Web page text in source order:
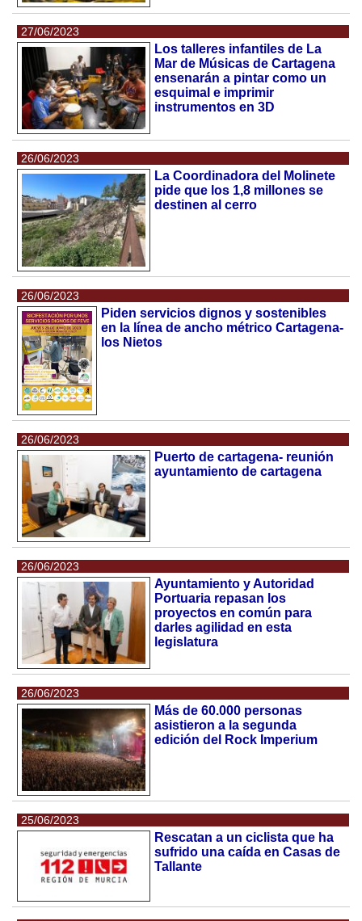
27/06/2023
Los talleres infantiles de La
Mar de Músicas de Cartagena
ensenarán a pintar como un
esquimal e imprimir
instrumentos en 3D
26/06/2023
La Coordinadora del Molinete
pide que los 1,8 millones se
destinen al cerro
26/06/2023
Piden servicios dignos y sostenibles
en la línea de ancho métrico Cartagena-
los Nietos
26/06/2023
Puerto de cartagena- reunión
ayuntamiento de cartagena
26/06/2023
Ayuntamiento y Autoridad
Portuaria repasan los
proyectos en común para
darles agilidad en esta
legislatura
26/06/2023
Más de 60.000 personas
asistieron a la segunda
edición del Rock Imperium
25/06/2023
Rescatan a un ciclista que ha
sufrido una caída en Casas de
Tallante